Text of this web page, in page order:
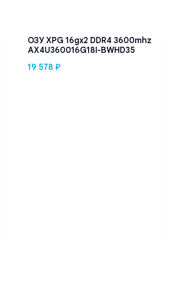
ОЗУ XPG 16gx2 DDR4 3600mhz
AX4U360016G18I-BWHD35
19 578 ₽